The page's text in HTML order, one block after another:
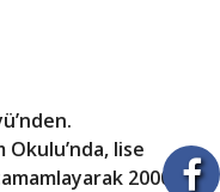
lise
2000